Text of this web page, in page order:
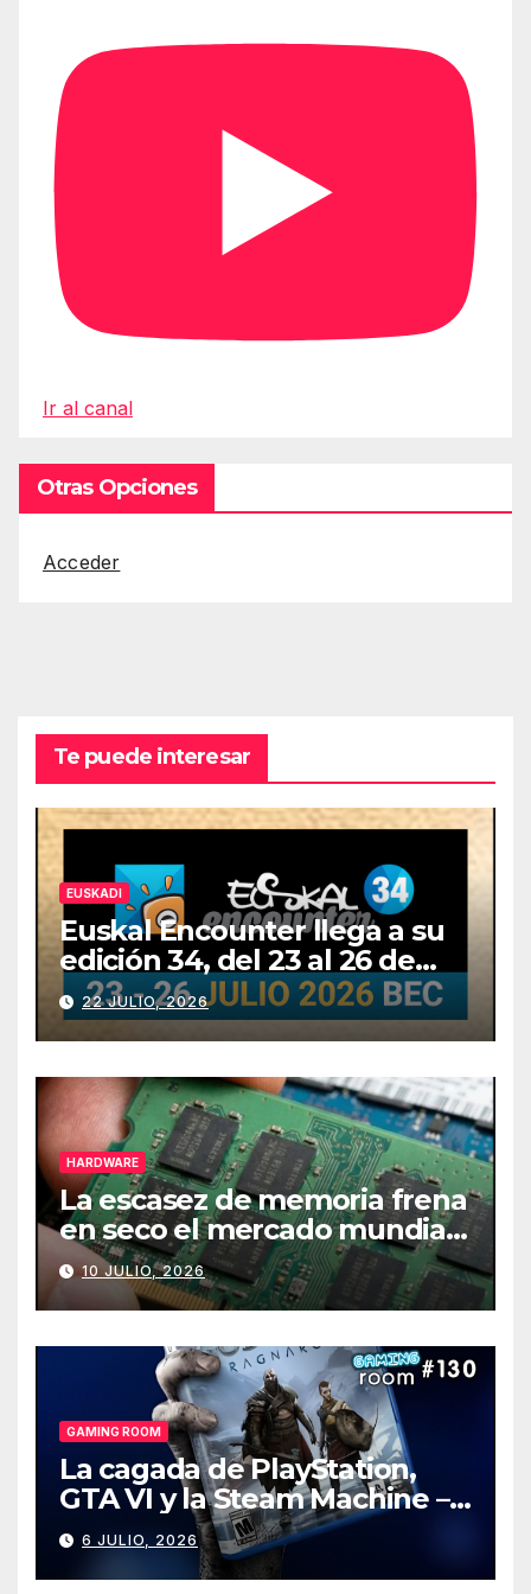
Ir al canal
Otras Opciones
Acceder
Te puede interesar
EUSKADI
Euskal Encounter llega a su
edición 34, del 23 al 26 de
julio
22 JULIO, 2026
HARDWARE
La escasez de memoria frena
en seco el mercado mundial
de PCs
10 JULIO, 2026
GAMING ROOM
La cagada de PlayStation,
GTA VI y la Steam Machine –
Gaming Room #130
6 JULIO, 2026